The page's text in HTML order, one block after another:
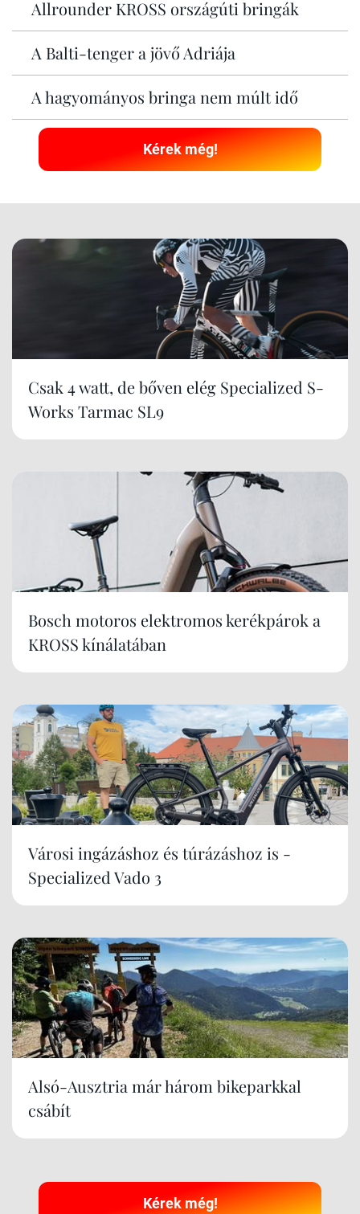
Allrounder KROSS országúti bringák
A Balti-tenger a jövő Adriája
A hagyományos bringa nem múlt idő
Kérek még!
Csak 4 watt, de bőven elég Specialized S-
Works Tarmac SL9
Bosch motoros elektromos kerékpárok a
KROSS kínálatában
Városi ingázáshoz és túrázáshoz is -
Specialized Vado 3
Alsó-Ausztria már három bikeparkkal
csábít
Kérek még!